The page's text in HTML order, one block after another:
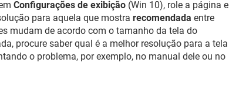
Configurações de exibição (Win 10), role a página e
para aquela que mostra recomendada entre
mudam de acordo com o tamanho da tela do
procure saber qual é a melhor resolução para a tela
o problema, por exemplo, no manual dele ou no